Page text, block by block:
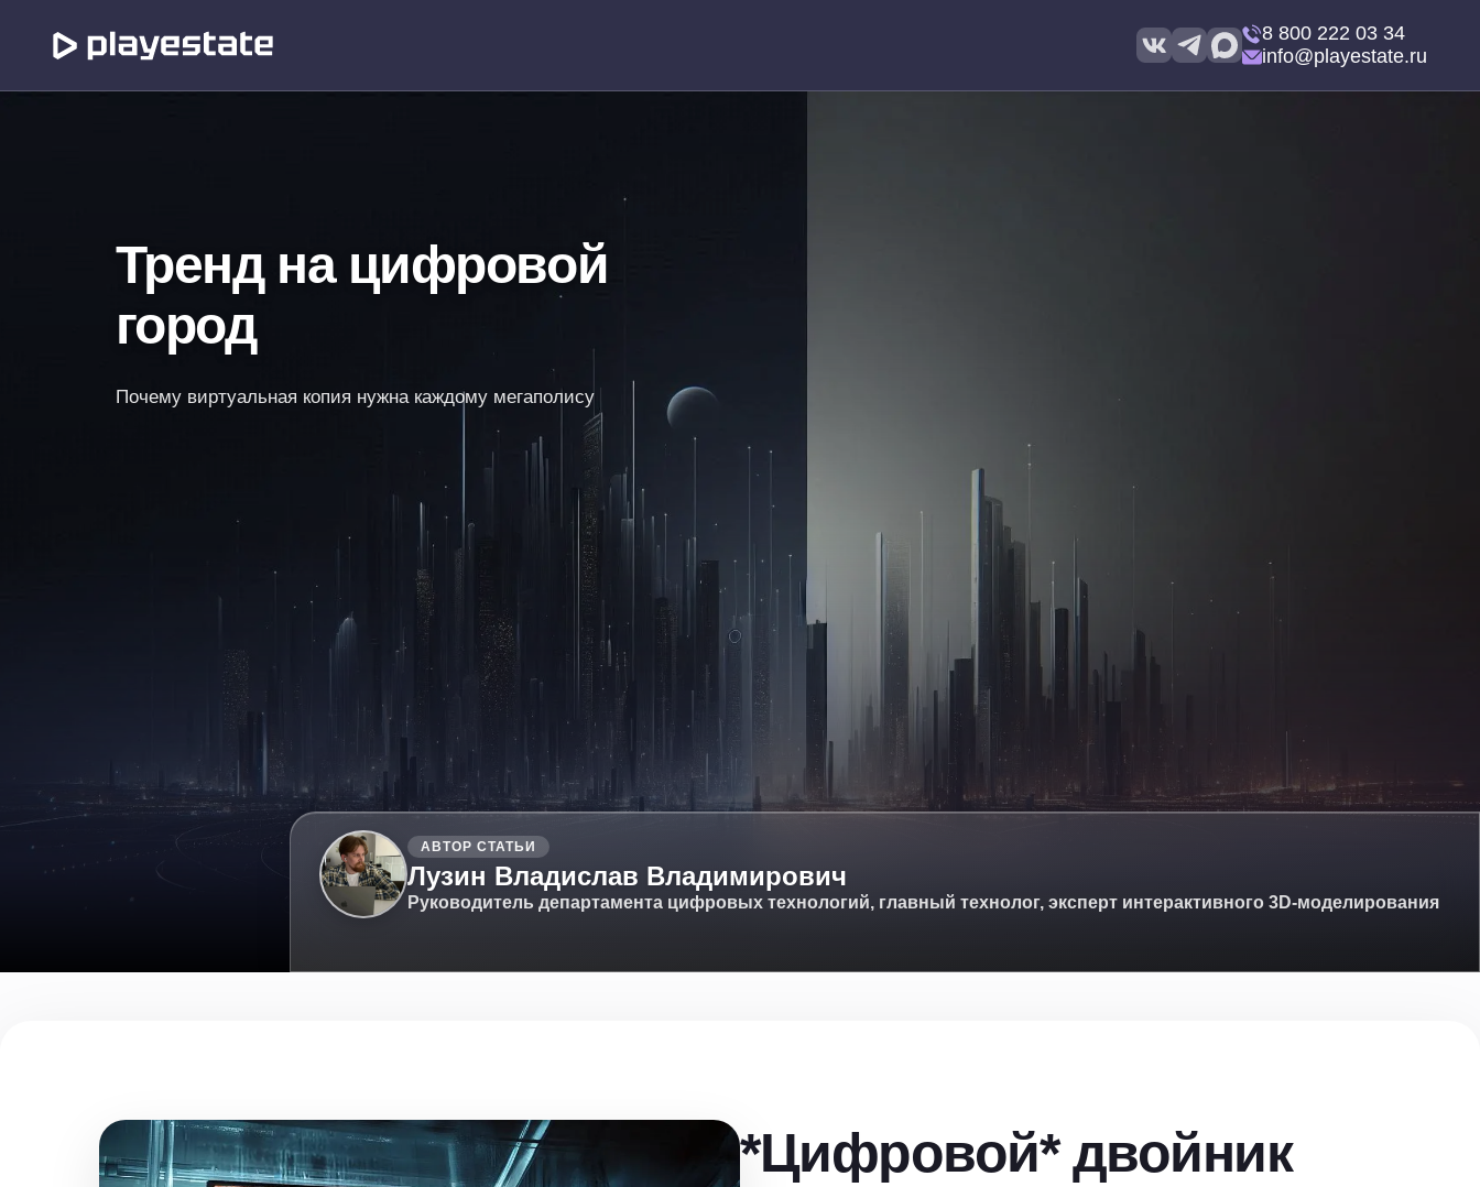
8 800 222 03 34
info@playestate.ru
Тренд на цифровой
город
Почему виртуальная копия нужна каждому мегаполису
АВТОР СТАТЬИ
Лузин Владислав Владимирович
Руководитель департамента цифровых технологий, главный технолог, эксперт интерактивного 3D-моделирования
*Цифровой* двойник